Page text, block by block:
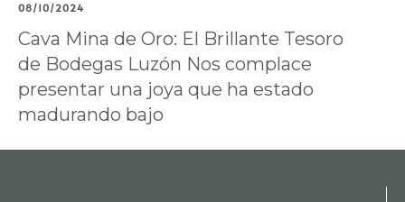
08/10/2024
Cava Mina de Oro: El Brillante Tesoro
de Bodegas Luzón Nos complace
presentar una joya que ha estado
madurando bajo